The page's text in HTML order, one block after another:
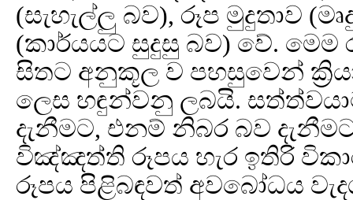
(සැහැල්ලු බව), රූප මුදුතාව
(කාර්යයට සුදුසු බව) වේ.
සිතට අනුකූල ව පහසුවෙන්
ලෙස හඳුන්වනු ලබයි.
දැනීමට, එනම් නිබර බව
විඤ්ඤත්ති රූපය හැර ඉතිරි
රූපය පිළිබඳවත් අවබෝධය